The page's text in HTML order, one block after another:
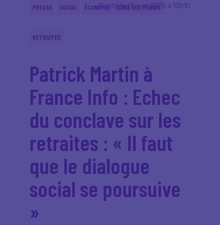
Posté le 25 juin 2025 à 10h10
PRESSE SOCIAL ÉCONOMIE DANS LES MÉDIAS
RETRAITES
Patrick Martin à
France Info : Echec
du conclave sur les
retraites : « Il faut
que le dialogue
social se poursuive
»